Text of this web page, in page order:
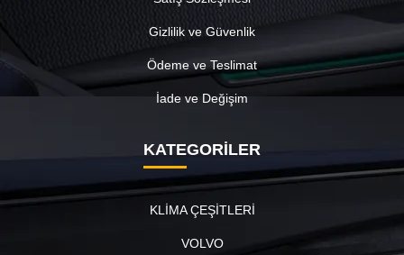
Gizlilik ve Güvenlik
Ödeme ve Teslimat
İade ve Değişim
KATEGORİLER
KLİMA ÇEŞİTLERİ
VOLVO